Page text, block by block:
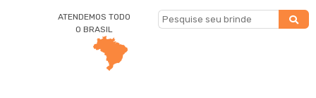
ATENDEMOS TODO
O BRASIL